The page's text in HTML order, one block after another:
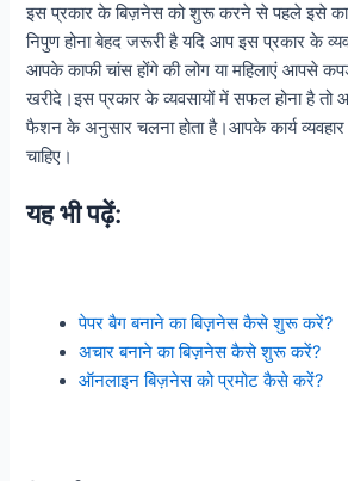
इस प्रकार के बिज़नेस को शुरू करने से पहले इसे
निपुण होना बेहद जरूरी है यदि आप इस प्रकार के
आपके काफी चांस होंगे की लोग या महिलाएं आपसे
खरीदे।इस प्रकार के व्यवसायों में सफल होना है तो
फैशन के अनुसार चलना होता है।आपके कार्य
चाहिए।
यह भी पढ़ें:
पेपर बैग बनाने का बिज़नेस कैसे शुरू करें?
अचार बनाने का बिज़नेस कैसे शुरू करें?
ऑनलाइन बिज़नेस को प्रमोट कैसे करें?